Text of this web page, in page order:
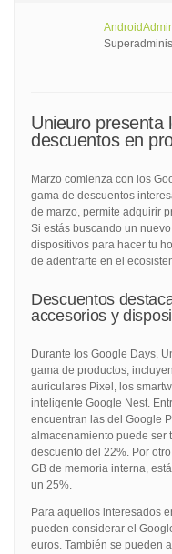
Unieuro presenta
descuentos en
Marzo comienza con los
gama de descuentos
de marzo, permite adquirir
Si estás buscando un
dispositivos para hacer tu
de adentrarte en el
Descuentos
accesorios y
Durante los Google Days,
gama de productos,
auriculares Pixel, los
inteligente Google Nest.
encuentran las del Google
almacenamiento puede ser
descuento del 22%. Por
GB de memoria interna,
un 25%.
Para aquellos interesados
pueden considerar el
euros. También se pueden